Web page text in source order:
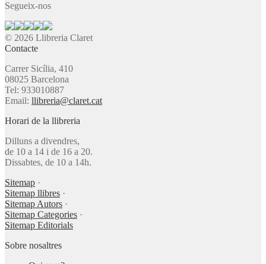
Segueix-nos
© 2026 Llibreria Claret
Contacte
Carrer Sicília, 410
08025 Barcelona
Tel: 933010887
Email: llibreria@claret.cat
Horari de la llibreria
Dilluns a divendres,
de 10 a 14 i de 16 a 20.
Dissabtes, de 10 a 14h.
Sitemap ·
Sitemap llibres ·
Sitemap Autors ·
Sitemap Categories ·
Sitemap Editorials
Sobre nosaltres